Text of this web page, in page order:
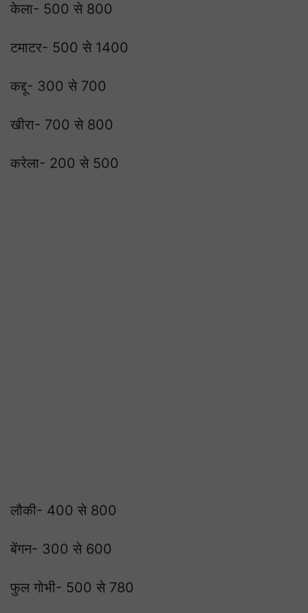
केला- 500 से 800
टमाटर- 500 से 1400
कद्दू- 300 से 700
खीरा- 700 से 800
करेला- 200 से 500
लौकी- 400 से 800
बेंगन- 300 से 600
फुल गोभी- 500 से 780